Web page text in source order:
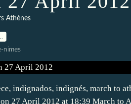
Athènes
nimes
indignados, indignés, march to
27 April 2012 at 18:39 March to